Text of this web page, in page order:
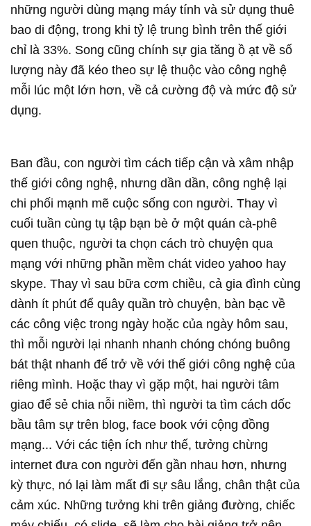
những người dùng mạng máy tính và sử dụng thuê
bao di động, trong khi tỷ lệ trung bình trên thế giới
chỉ là 33%. Song cũng chính sự gia tăng ồ ạt về số
lượng này đã kéo theo sự lệ thuộc vào công nghệ
mỗi lúc một lớn hơn, về cả cường độ và mức độ sử
dụng.
Ban đầu, con người tìm cách tiếp cận và xâm nhập
thế giới công nghệ, nhưng dần dần, công nghệ lại
chi phối mạnh mẽ cuộc sống con người. Thay vì
cuối tuần cùng tụ tập bạn bè ở một quán cà-phê
quen thuộc, người ta chọn cách trò chuyện qua
mạng với những phần mềm chát video yahoo hay
skype. Thay vì sau bữa cơm chiều, cả gia đình cùng
dành ít phút để quây quần trò chuyện, bàn bạc về
các công việc trong ngày hoặc của ngày hôm sau,
thì mỗi người lại nhanh nhanh chóng chóng buông
bát thật nhanh để trở về với thế giới công nghệ của
riêng mình. Hoặc thay vì gặp một, hai người tâm
giao để sẻ chia nỗi niềm, thì người ta tìm cách dốc
bầu tâm sự trên blog, face book với cộng đồng
mạng... Với các tiện ích như thế, tưởng chừng
internet đưa con người đến gần nhau hơn, nhưng
kỳ thực, nó lại làm mất đi sự sâu lắng, chân thật của
cảm xúc. Những tưởng khi trên giảng đường, chiếc